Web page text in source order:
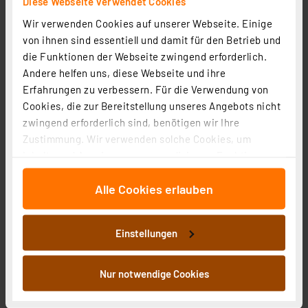
Wir verwenden Cookies auf unserer Webseite. Einige
von ihnen sind essentiell und damit für den Betrieb und
die Funktionen der Webseite zwingend erforderlich.
Andere helfen uns, diese Webseite und ihre
Erfahrungen zu verbessern. Für die Verwendung von
Cookies, die zur Bereitstellung unseres Angebots nicht
zwingend erforderlich sind, benötigen wir Ihre
Zustimmung. Wir verwenden solche Cookies, um
für soziale Medien anbieten zu können und die Zugriffe
auf unsere Website zu analysieren. Außerdem geben
wir Informationen zu Ihrer Verwendung unserer Website
an unsere Partner für soziale Medien, Werbung und
Analysen weiter. Unsere Partner führen diese
Informationen möglicherweise mit weiteren Daten
zusammen, die Sie ihnen bereitgestellt haben oder die
sie im Rahmen Ihrer Nutzung der Dienste gesammelt
Alle Cookies erlauben
Einstellungen
Nur notwendige Cookies
8.02 CHF
zzgl. MwSt.
Informationen zu Versandkosten
Ventiladapter VA 19H, M30x1,5, Schließmaß 6,5 mm, 5er-
zzgl. MwSt.